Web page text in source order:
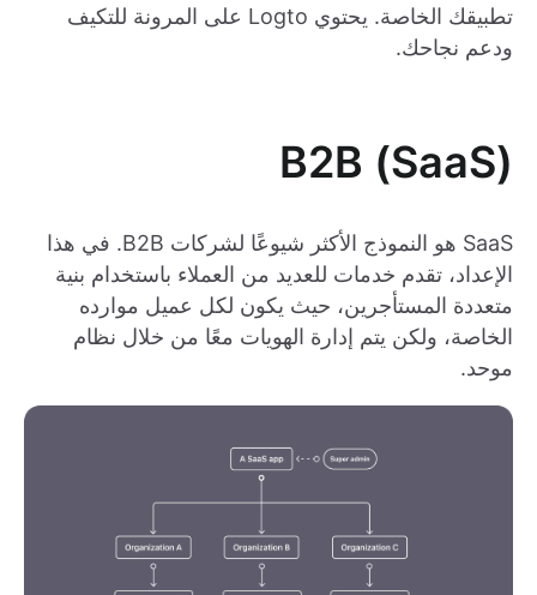
تطبيقك الخاصة. يحتوي Logto على المرونة للتكيف
ودعم نجاحك.
(SaaS) B2B
SaaS هو النموذج الأكثر شيوعًا لشركات B2B. في هذا
الإعداد، تقدم خدمات للعديد من العملاء باستخدام بنية
متعددة المستأجرين، حيث يكون لكل عميل موارده
الخاصة، ولكن يتم إدارة الهويات معًا من خلال نظام
موحد.